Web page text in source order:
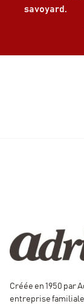
savoyard.
Créée en 1950 par
entreprise